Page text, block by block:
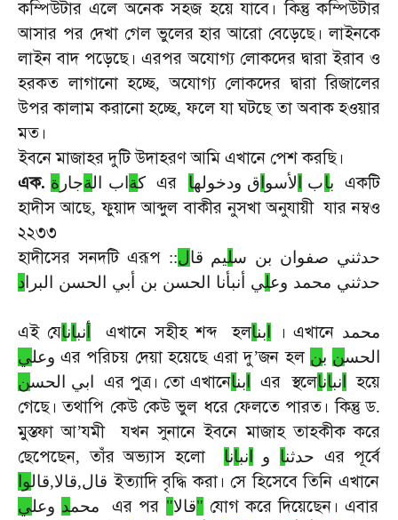
কম্পিউটার এলে অনেক সহজ হয়ে যাবে। কিন্তু কম্পিউটার
আসার পর দেখা গেল ভুলের হার আরো বেড়েছে। লাইনকে
লাইন বাদ পড়েছে। এরপর অযোগ্য লোকদের দ্বারা ইরাব ও
হরকত লাগানো হচ্ছে,অযোগ্য লোকদের দ্বারা রিজালের
উপর কালাম করানো হচ্ছে,ফলে যা ঘটছে তা অবাক হওয়ার
মত।
ইবনে মাজাহর দুটি উদাহরণ আমি এখানে পেশ করছি।
এক. كة اب الةجار ة এর باب لأسو ق ودخولها
একটি
হাদীস আছে,ফুয়াদ আব্দুল বাকীর নুসখা অনুযায়ী যার নম্বও
২২৩৩
হাদীসের সনদটি এরূপ: حدثني صفوان بن سليم قال:
حدثني محمد وعلي أنبأنا الحسن بن أبي الحسن البرا د
এই যে نبانا এখানে সহীহ শব্দ হল بنا । এখানে محمد
وعلي এর পরিচয় দেয়া হয়েছে এরা দু’জন হল الحسن بن
ابي الحسن এর পুত্র। তো এখানে بنا এর স্থলে نبانا
হয়ে
গেছে। তথাপি কেউ কেউ ভুল ধরে ফেলতে পারত। কিন্তু ড.
মুস্তফা আ’যমী যখন সুনানে ইবনে মাজাহ তাহকীক করে
ছেপেছেন,তাঁর অভ্যাস হলো حدثنا و نبانا এর পূর্বে
قال,قالا,قالوا ইত্যাদি বৃদ্ধি করা। সে হিসেবে তিনি এখানে
محمد وعلي এর পর "قالا" যোগ করে দিয়েছেন। এবার